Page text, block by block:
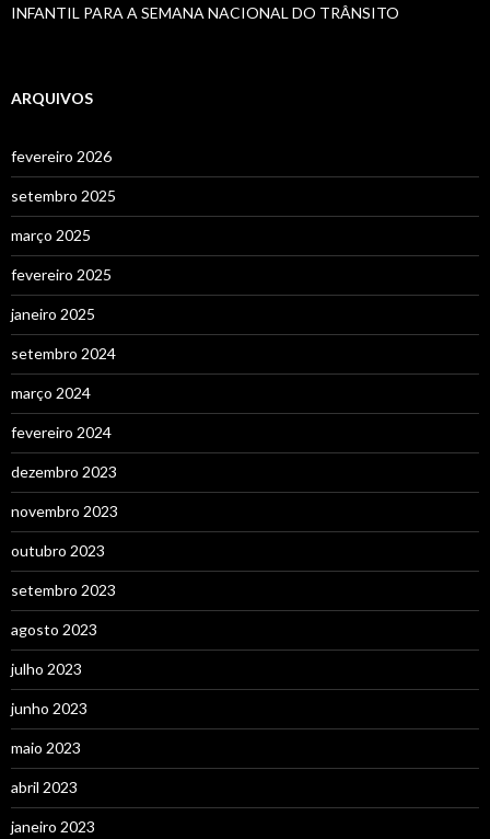
INFANTIL PARA A SEMANA NACIONAL DO TRÂNSITO
ARQUIVOS
fevereiro 2026
setembro 2025
março 2025
fevereiro 2025
janeiro 2025
setembro 2024
março 2024
fevereiro 2024
dezembro 2023
novembro 2023
outubro 2023
setembro 2023
agosto 2023
julho 2023
junho 2023
maio 2023
abril 2023
janeiro 2023